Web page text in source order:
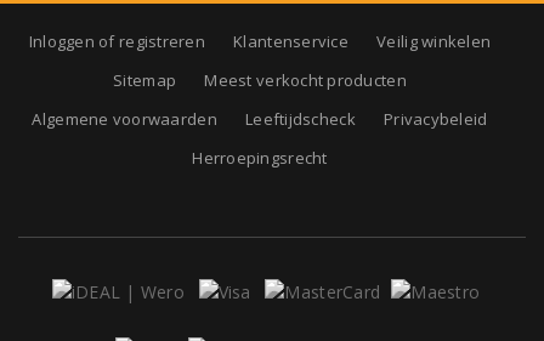
Inloggen of registreren Klantenservice
Veilig winkelen
Sitemap
Meest verkocht producten
Algemene voorwaarden
Leeftijdscheck
Privacybeleid
Herroepingsrecht